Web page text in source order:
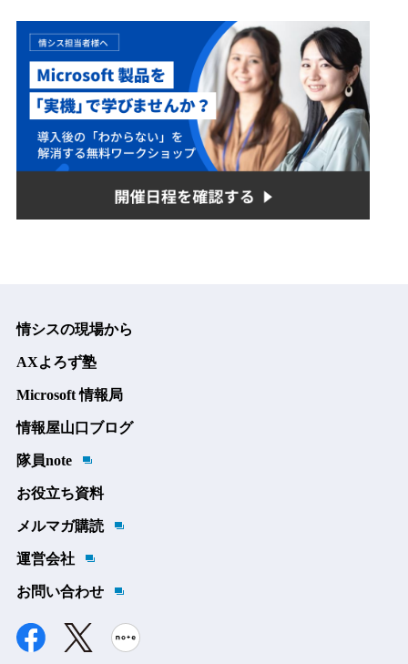
情シスの現場から
AXよろず塾
Microsoft 情報局
情報屋山口ブログ
隊員note
お役立ち資料
メルマガ購読
運営会社
お問い合わせ